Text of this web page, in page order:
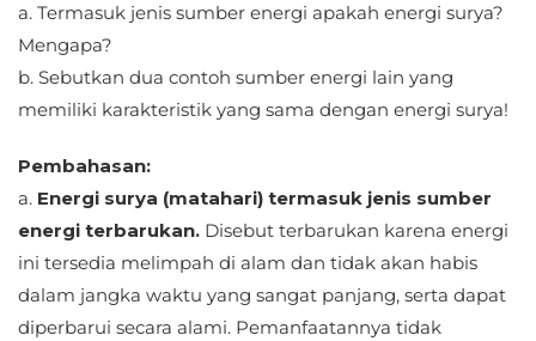
a. Termasuk jenis sumber energi apakah energi surya?
Mengapa?
b. Sebutkan dua contoh sumber energi lain yang
memiliki karakteristik yang sama dengan energi surya!
Pembahasan:
a. Energi surya (matahari) termasuk jenis sumber
energi terbarukan. Disebut terbarukan karena energi
ini tersedia melimpah di alam dan tidak akan habis
dalam jangka waktu yang sangat panjang, serta dapat
diperbarui secara alami. Pemanfaatannya tidak